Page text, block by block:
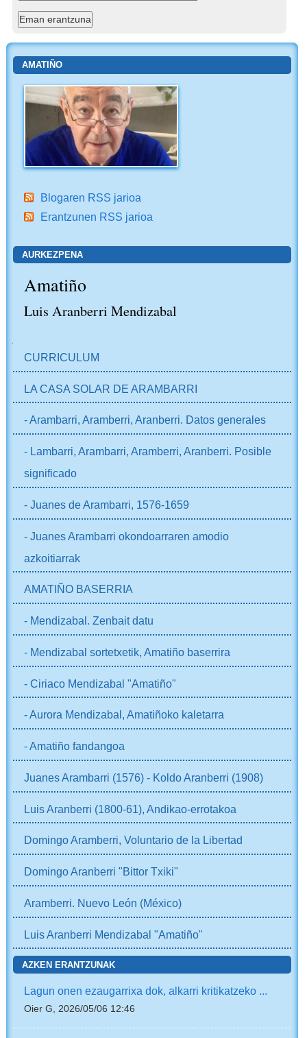
AMATIÑO
Blogaren RSS jarioa
Erantzunen RSS jarioa
AURKEZPENA
Amatiño
Luis Aranberri Mendizabal
CURRICULUM
LA CASA SOLAR DE ARAMBARRI
- Arambarri, Aramberri, Aranberri. Datos generales
- Lambarri, Arambarri, Aramberri, Aranberri. Posible
significado
- Juanes de Arambarri, 1576-1659
- Juanes Arambarri okondoarraren amodio
azkoitiarrak
AMATIÑO BASERRIA
- Mendizabal. Zenbait datu
- Mendizabal sortetxetik, Amatiño baserrira
- Ciriaco Mendizabal "Amatiño"
- Aurora Mendizabal, Amatiñoko kaletarra
- Amatiño fandangoa
Juanes Arambarri (1576) - Koldo Aranberri (1908)
Luis Aranberri (1800-61), Andikao-errotakoa
Domingo Aramberri, Voluntario de la Libertad
Domingo Aranberri "Bittor Txiki"
Aramberri. Nuevo León (México)
Luis Aranberri Mendizabal "Amatiño"
AZKEN ERANTZUNAK
Lagun onen ezaugarrixa dok, alkarri kritikatzeko ...
Oier G, 2026/05/06 12:46